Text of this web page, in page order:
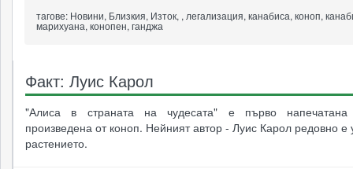
тагове: Новини, Близкия, Изток, , легализация, канабиса, коноп,
марихуана, конопен, ганджа
Факт: Луис Карол
"Алиса в страната на чудесата" е първо
произведена от коноп. Нейният автор - Луис Карол редовно е
растението.